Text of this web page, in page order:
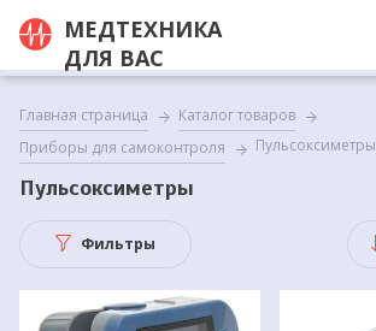
МЕДТЕХНИКА
ДЛЯ ВАС
Главная страница
Каталог товаров
Приборы для самоконтроля
Пульсоксиметры
Пульсоксиметры
Фильтры